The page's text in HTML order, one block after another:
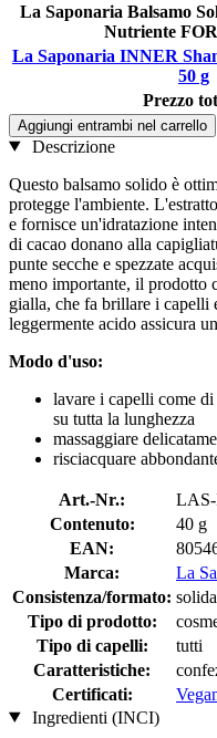
La Saponaria Balsamo
Nutriente
La Saponaria INNER
50 g
Prezzo
Aggiungi entrambi nel carrello
Descrizione
Questo balsamo solido è
protegge l'ambiente.
e fornisce un'idratazione
di cacao donano alla
punte secche e spezzate
meno importante, il prodotto
gialla, che fa brillare i capelli
leggermente acido assicura
Modo d'uso:
lavare i capelli come
su tutta la lunghezza
massaggiare
risciacquare
Art.-Nr.:
Contenuto:
40 g
EAN:
Marca:
La
Consistenza/formato: solida
Tipo di prodotto:
Tipo di capelli:
tutti
Caratteristiche:
Certificati:
Ingredienti (INCI)